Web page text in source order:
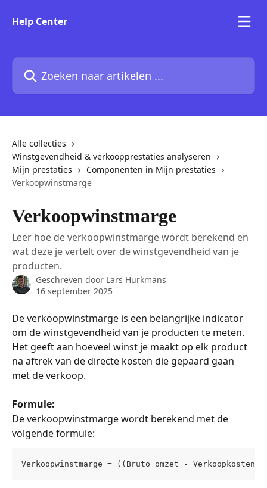
Help Center
Zoeken naar artikelen ...
Alle collecties
Winstgevendheid & verkoopprestaties analyseren
Mijn prestaties
Componenten in Mijn prestaties
Verkoopwinstmarge
Verkoopwinstmarge
Leer hoe de verkoopwinstmarge wordt berekend en
wat deze je vertelt over de winstgevendheid van je
producten.
Geschreven door Lars Hurkmans
16 september 2025
De verkoopwinstmarge is een belangrijke indicator
om de winstgevendheid van je producten te meten.
Het geeft aan hoeveel winst je maakt op elk product
na aftrek van de directe kosten die gepaard gaan
met de verkoop.
Formule:
De verkoopwinstmarge wordt berekend met de
volgende formule:
Verkoopwinstmarge = ((Bruto omzet - Verkoopkosten)